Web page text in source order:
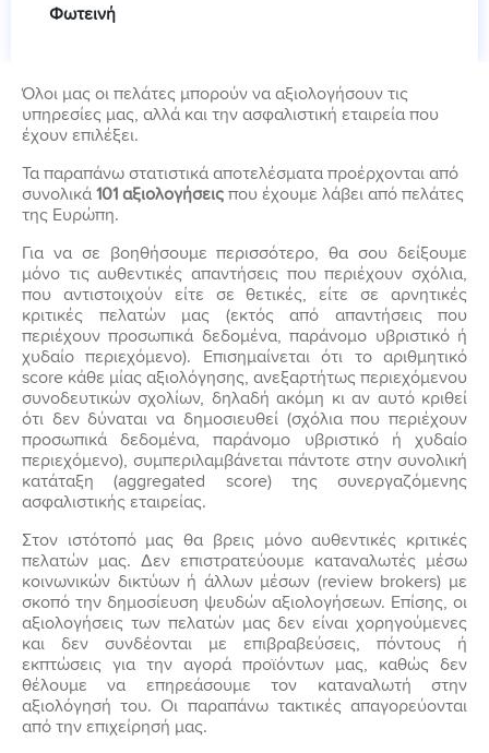
Φωτεινή
Όλοι μας οι πελάτες μπορούν να αξιολογήσουν τις
υπηρεσίες μας, αλλά και την ασφαλιστική εταιρεία που
έχουν επιλέξει.
Τα παραπάνω στατιστικά αποτελέσματα προέρχονται από
συνολικά 101 αξιολογήσεις που έχουμε λάβει από πελάτες
της Ευρώπη.
Για να σε βοηθήσουμε περισσότερο, θα σου δείξουμε
μόνο τις αυθεντικές απαντήσεις που περιέχουν σχόλια,
που αντιστοιχούν είτε σε θετικές, είτε σε αρνητικές
κριτικές πελατών μας (εκτός από απαντήσεις που
περιέχουν προσωπικά δεδομένα, παράνομο υβριστικό ή
χυδαίο περιεχόμενο). Επισημαίνεται ότι το αριθμητικό
score κάθε μίας αξιολόγησης, ανεξαρτήτως περιεχόμενου
συνοδευτικών σχολίων, δηλαδή ακόμη κι αν αυτό κριθεί
ότι δεν δύναται να δημοσιευθεί (σχόλια που περιέχουν
προσωπικά δεδομένα, παράνομο υβριστικό ή χυδαίο
περιεχόμενο), συμπεριλαμβάνεται πάντοτε στην συνολική
κατάταξη (aggregated score) της συνεργαζόμενης
ασφαλιστικής εταιρείας.
Στον ιστότοπό μας θα βρεις μόνο αυθεντικές κριτικές
πελατών μας. Δεν επιστρατεύουμε καταναλωτές μέσω
κοινωνικών δικτύων ή άλλων μέσων (review brokers) με
σκοπό την δημοσίευση ψευδών αξιολογήσεων. Επίσης, οι
αξιολογήσεις των πελατών μας δεν είναι χορηγούμενες
και δεν συνδέονται με επιβραβεύσεις, πόντους ή
εκπτώσεις για την αγορά προϊόντων μας, καθώς δεν
θέλουμε να επηρεάσουμε τον καταναλωτή στην
αξιολόγησή του. Οι παραπάνω τακτικές απαγορεύονται
από την επιχείρησή μας.